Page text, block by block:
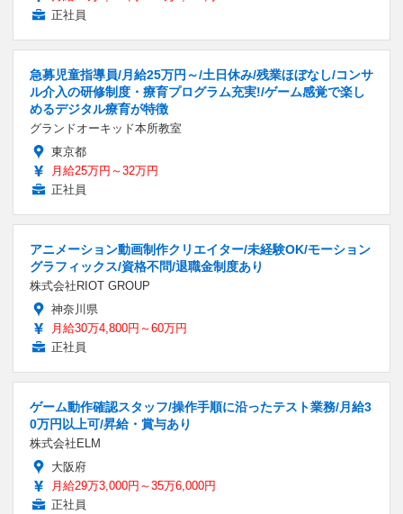
正社員
急募児童指導員/月給25万円～/土日休み/残業ほぼなし/コンサ
ル介入の研修制度・療育プログラム充実!/ゲーム感覚で楽し
めるデジタル療育が特徴
グランドオーキッド本所教室
東京都
月給25万円～32万円
正社員
アニメーション動画制作クリエイター/未経験OK/モーション
グラフィックス/資格不問/退職金制度あり
株式会社RIOT GROUP
神奈川県
月給30万4,800円～60万円
正社員
ゲーム動作確認スタッフ/操作手順に沿ったテスト業務/月給3
0万円以上可/昇給・賞与あり
株式会社ELM
大阪府
月給29万3,000円～35万6,000円
正社員